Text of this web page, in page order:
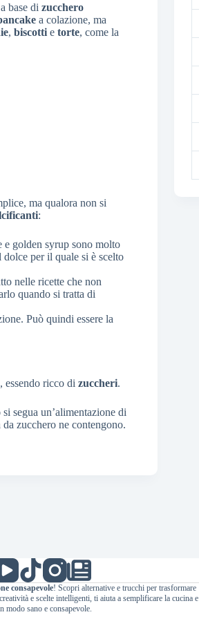
base di zucchero
a colazione, ma
, biscotti e torte, come la
ma qualora non si
:
e golden syrup sono molto
per il quale si è scelto
nelle ricette che non
quando si tratta di
Può quindi essere la
essendo ricco di zuccheri.
segua un’alimentazione di
zucchero ne contengono.
consapevole! Scopri alternative e trucchi per trasformare
e scelte intelligenti, ti aiuta a semplificare la cucina e
modo sano e consapevole.